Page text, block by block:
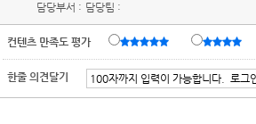
담당부서 : 담당팀 :
컨텐츠 만족도 평가
한줄 의견달기